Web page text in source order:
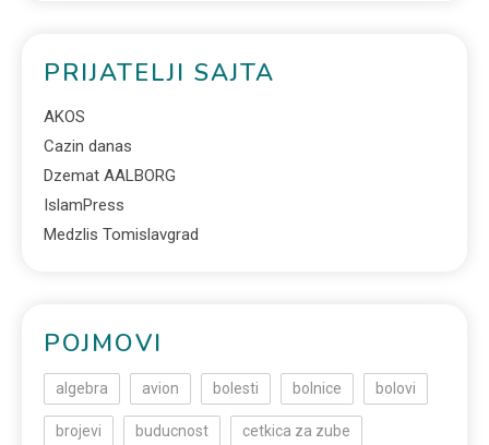
PRIJATELJI SAJTA
AKOS
Cazin danas
Dzemat AALBORG
IslamPress
Medzlis Tomislavgrad
POJMOVI
algebra avion bolesti bolnice bolovi
brojevi buducnost cetkica za zube